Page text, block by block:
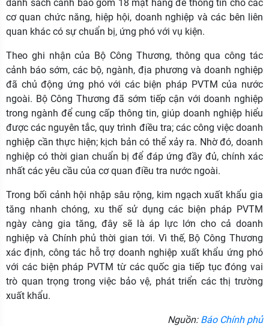
danh sách cảnh báo gồm 18 mặt hàng để thông tin cho các
cơ quan chức năng, hiệp hội, doanh nghiệp và các bên liên
quan khác có sự chuẩn bị, ứng phó với vụ kiện.
Theo ghi nhận của Bộ Công Thương, thông qua công tác
cảnh báo sớm, các bộ, ngành, địa phương và doanh nghiệp
đã chủ động ứng phó với các biện pháp PVTM của nước
ngoài. Bộ Công Thương đã sớm tiếp cận với doanh nghiệp
trong ngành để cung cấp thông tin, giúp doanh nghiệp hiểu
được các nguyên tắc, quy trình điều tra; các công việc doanh
nghiệp cần thực hiện; kịch bản có thể xảy ra. Nhờ đó, doanh
nghiệp có thời gian chuẩn bị để đáp ứng đầy đủ, chính xác
nhất các yêu cầu của cơ quan điều tra nước ngoài.
Trong bối cảnh hội nhập sâu rộng, kim ngạch xuất khẩu gia
tăng nhanh chóng, xu thế sử dụng các biện pháp PVTM
ngày càng gia tăng, đây sẽ là áp lực lớn cho cả doanh
nghiệp và Chính phủ thời gian tới. Vì thế, Bộ Công Thương
xác định, công tác hỗ trợ doanh nghiệp xuất khẩu ứng phó
với các biện pháp PVTM từ các quốc gia tiếp tục đóng vai
trò quan trọng trong việc bảo vệ, phát triển các thị trường
xuất khẩu.
Nguồn: Báo Chính phủ